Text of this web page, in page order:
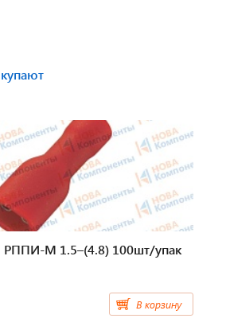
смарт-карт
материалы
Преобразователи/ Реле
РППИ-М 1.5–(4.8) 100шт/упак
В корзину